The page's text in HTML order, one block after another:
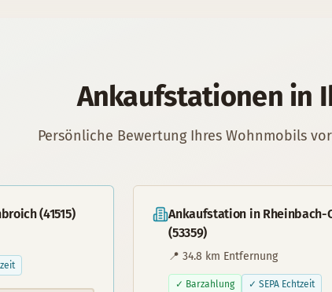
Ankaufstationen in
Persönliche Bewertung Ihres Wohnmobils
(41515) Ankaufstation in Rheinbach-
(53359)
📍34.8 km Entfernung
✓ Barzahlung ✓ SEPA Echtzeit